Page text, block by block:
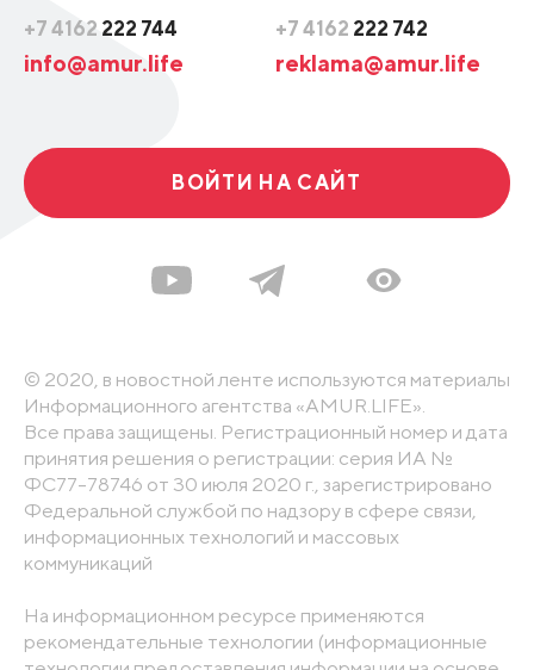
+7 4162 222 744
info@amur.life
+7 4162 222 742
reklama@amur.life
ВОЙТИ НА САЙТ
© 2020, в новостной ленте используются материалы
Информационного агентства «AMUR.LIFE».
Все права защищены. Регистрационный номер и дата
принятия решения о регистрации: серия ИА №
ФС77-78746 от 30 июля 2020 г., зарегистрировано
Федеральной службой по надзору в сфере связи,
информационных технологий и массовых
коммуникаций
На информационном ресурсе применяются
рекомендательные технологии (информационные